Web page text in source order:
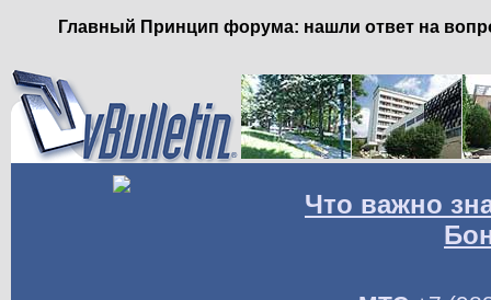
Главный Принцип форума: нашли ответ на
Что важно